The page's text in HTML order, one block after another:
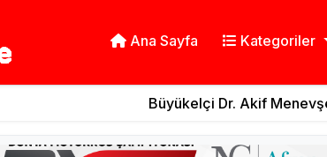
Ana Sayfa Kategoriler
- Güncel
Büyükelçi Dr. Akif Menevşe, İl Milli